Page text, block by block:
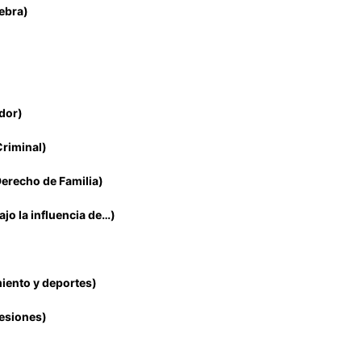
de Familia)
la influencia de…)
y deportes)